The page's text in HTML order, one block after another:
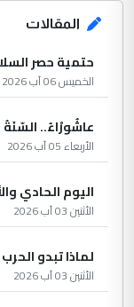
المقالات
حتمية حصر
الخميس 06 آب 2026
عاشُورْاءُ..
الأربعاء 05 آب 2026
اليوم الحادي
الأثنين 03 آب 2026
لماذا تبدو
الأثنين 03 آب 2026